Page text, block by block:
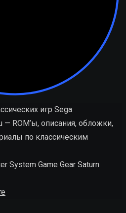
игр Sega
ROM’ы, описания, обложки,
по классическим
System Game Gear Saturn